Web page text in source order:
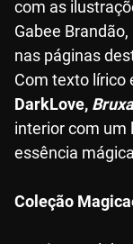
com as
Gabee
nas páginas
Com texto lírico
DarkLove,
interior com um
essência
Coleção